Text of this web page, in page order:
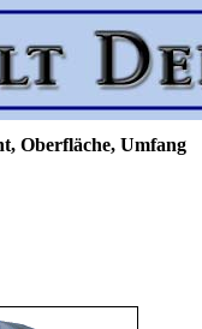
Oberfläche, Umfang